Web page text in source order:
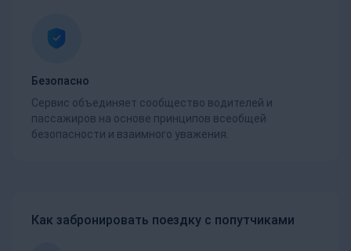
Безопасно
Сервис объединяет сообщество водителей и
пассажиров на основе принципов всеобщей
безопасности и взаимного уважения.
Как забронировать поездку с попутчиками